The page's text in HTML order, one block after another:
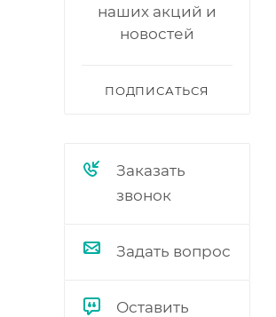
наших акций и
новостей
ПОДПИСАТЬСЯ
Заказать
звонок
Задать вопрос
Оставить